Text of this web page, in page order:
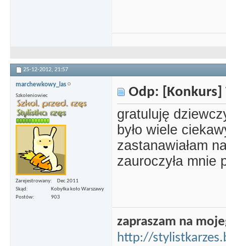
25-12-2012, 21:57
marchewkowy_las
Szkoleniowiec
Zarejestrowany
Dec 2011
Skąd
Kobyłka koło Warszawy
Postów
903
Odp: [Konkurs]
gratuluję
było wiele
zastanawiałam
zauroczyła
zapraszam na
http://